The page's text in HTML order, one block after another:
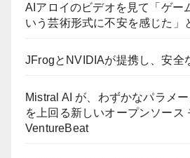
AIアロイのビデオを見て「ゲー
いう芸術形式に不安を感じた」
JFrogとNVIDIAが提携し、安全
Mistral AI が、わずかなパラメ
を上回る新しいオープンソース
VentureBeat